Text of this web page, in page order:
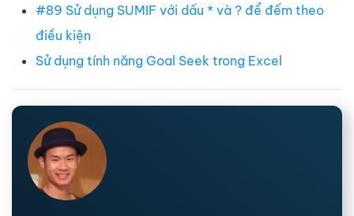
#89 Sử dụng SUMIF với dấu * và ? để đếm theo
điều kiện
Sử dụng tính năng Goal Seek trong Excel